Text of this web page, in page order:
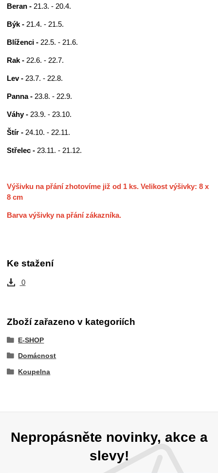
Beran - 21.3. - 20.4.
Býk - 21.4. - 21.5.
Blíženci - 22.5. - 21.6.
Rak - 22.6. - 22.7.
Lev - 23.7. - 22.8.
Panna - 23.8. - 22.9.
Váhy - 23.9. - 23.10.
Štír - 24.10. - 22.11.
Střelec - 23.11. - 21.12.
Výšivku na přání zhotovíme již od 1 ks. Velikost výšivky: 8 x
8 cm
Barva výšivky na přání zákazníka.
Ke stažení
0
Zboží zařazeno v kategoriích
E-SHOP
Domácnost
Koupelna
Nepropásněte novinky, akce a
slevy!